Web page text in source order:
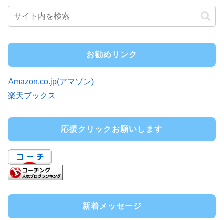
お勧めリンク
Amazon.co.jp(アマゾン)
楽天ブックス
応援クリックお願いします
新着メッセージ